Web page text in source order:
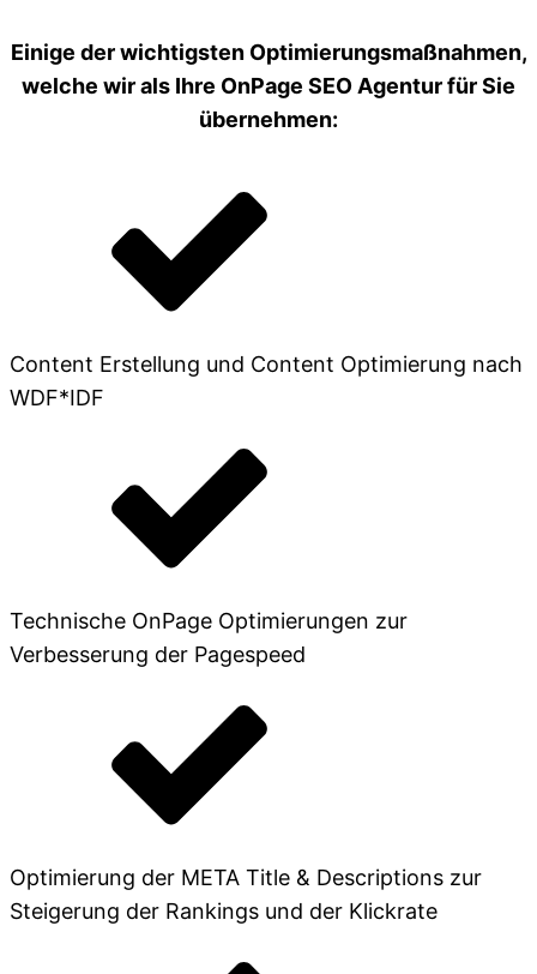
Einige der wichtigsten Optimierungsmaßnahmen,
welche wir als Ihre OnPage SEO Agentur für Sie
übernehmen:
Content Erstellung und Content Optimierung nach
WDF*IDF
Technische OnPage Optimierungen zur
Verbesserung der Pagespeed
Optimierung der META Title & Descriptions zur
Steigerung der Rankings und der Klickrate